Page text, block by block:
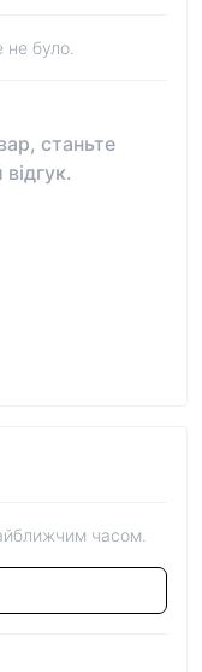
не було.
станьте
часом.